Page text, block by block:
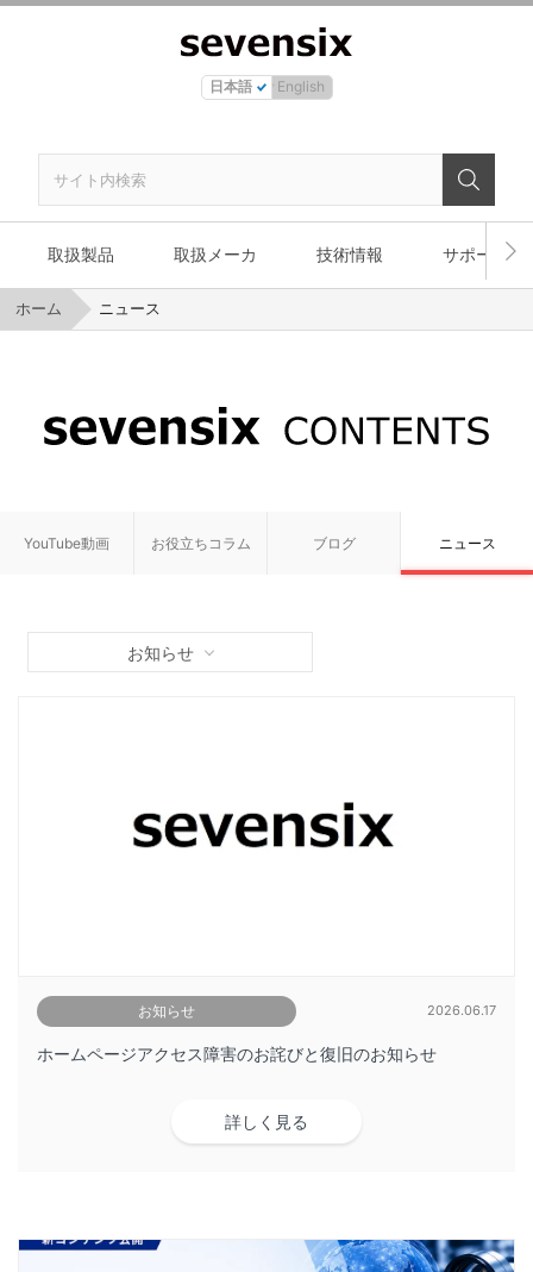
日本語 English
取扱製品 取扱メーカ 技術情報 サポート
ホーム ニュース
YouTube動画 お役立ちコラム ブログ ニュース
お知らせ
お知らせ 2026.06.17
ホームページアクセス障害のお詫びと復旧のお知らせ
詳しく見る